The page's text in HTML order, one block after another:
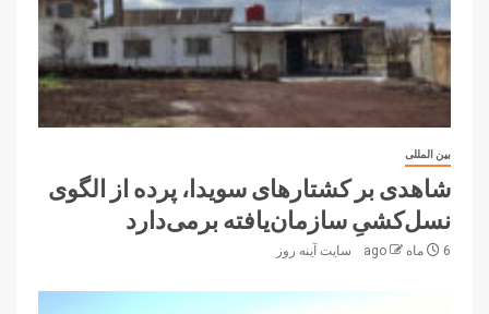
بین المللی
شاهدی بر کشتارهای سویدا، پرده از الگوی
نسل‌کشیِ سازمان‌یافته برمی‌دارد
6 ماه ago سایت آینه‌ روز